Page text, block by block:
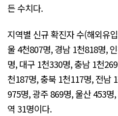
든 수치다.
지역별 신규 확진자 수(해외유
울 4천807명, 경남 1천818명,
명, 대구 1천330명, 충남 1천
천187명, 충북 1천117명, 전남
975명, 광주 869명, 울산 453
역 31명이다.